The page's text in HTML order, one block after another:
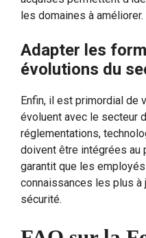
les domaines à améliorer.
Adapter les
évolutions du
Enfin, il est primordial de
évoluent avec le secteur
réglementations,
doivent être intégrées au
garantit que les
connaissances les plus à
sécurité.